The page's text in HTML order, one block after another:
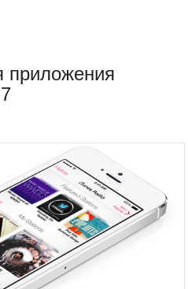
приложения